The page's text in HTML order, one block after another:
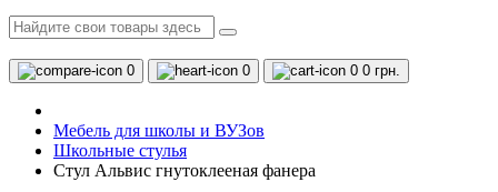
0 0 0 0 грн.
Мебель для школы и ВУЗов
Школьные стулья
Стул Альвис гнутоклееная фанера